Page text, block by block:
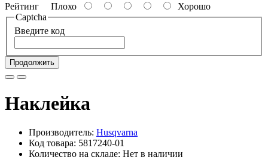
Рейтинг Плохо
Хорошо
Captcha
Введите код
Продолжить
Наклейка
Производитель: Husqvarna
Код товара: 5817240-01
Количество на складе: Нет в наличии